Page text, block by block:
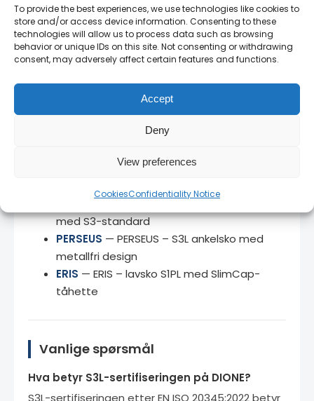
To provide the best experiences, we use technologies like cookies to
store and/or access device information. Consenting to these
technologies will allow us to process data such as browsing
behavior or unique IDs on this site. Not consenting or withdrawing
consent, may adversely affect certain features and functions.
Accept
Deny
View preferences
CookiesConfidentiality Notice
Bedriftspriser— kontakt oss for volumrabatt
og rammeavtaler.
Norsk teknisk support— vi snakker ditt språk
og kjenner produktene.
14 dagers angrerett— full retur på uåpnede
produkter.
— DIONE TOP – ankelvariasjon
med S3-standard
PERSEUS — PERSEUS – S3L ankelsko med
metallfri design
ERIS — ERIS – lavsko S1PL med SlimCap-
tåhette
Vanlige spørsmål
Hva betyr S3L-sertifiseringen på DIONE?
S3L-sertifiseringen etter EN ISO 20345:2022 betyr